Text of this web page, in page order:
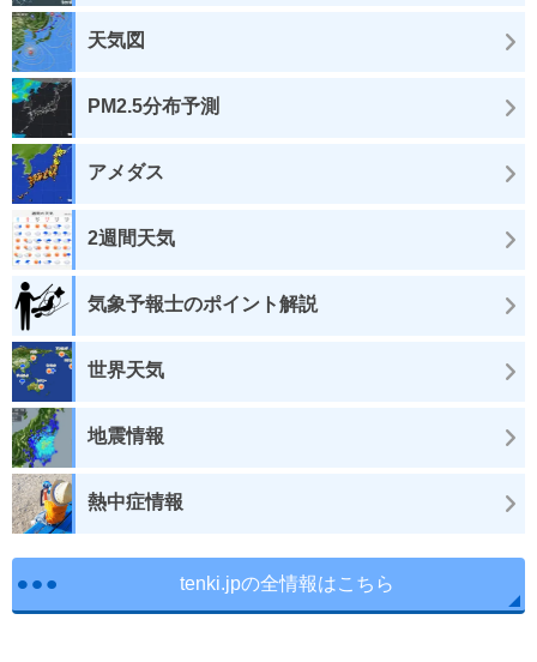
天気図
PM2.5分布予測
アメダス
2週間天気
気象予報士のポイント解説
世界天気
地震情報
熱中症情報
tenki.jpの全情報はこちら